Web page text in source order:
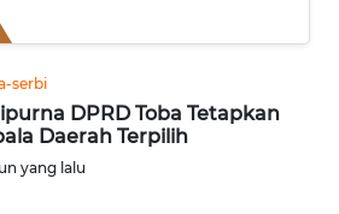
serbi
DPRD Toba Tetapkan
Daerah Terpilih
yang lalu